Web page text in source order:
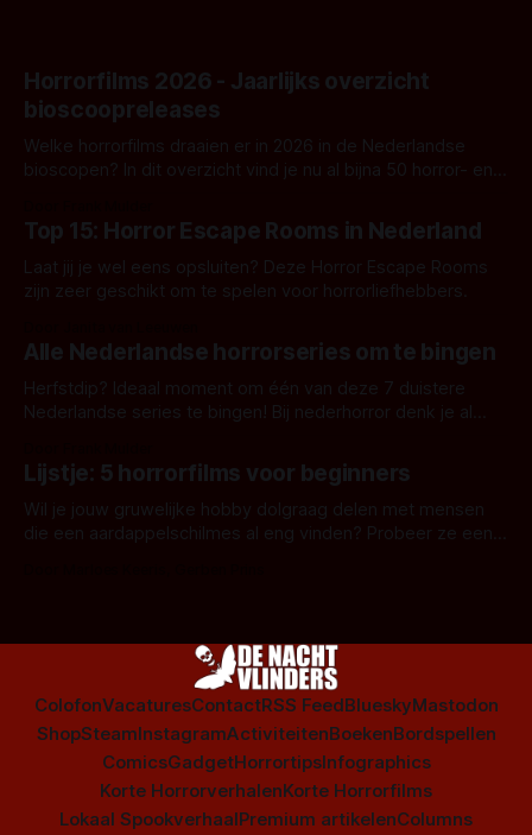
Horrorfilms 2026 - Jaarlijks overzicht
bioscoopreleases
Welke horrorfilms draaien er in 2026 in de Nederlandse
bioscopen? In dit overzicht vind je nu al bijna 50 horror- en
Top 15: Horror Escape Rooms in Nederland
Laat jij je wel eens opsluiten? Deze Horror Escape Rooms
zijn zeer geschikt om te spelen voor horrorliefhebbers.
Alle Nederlandse horrorseries om te bingen
Herfstdip? Ideaal moment om één van deze 7 duistere
Nederlandse series te bingen! Bij nederhorror denk je al
Amsterdamned of The Johnsons. Maar Nederlandse horror
is niet beperkt tot films. Hier een aantal Nederlandse tv-
series uit het duistere of horrorgenre. Als
Lijstje: 5 horrorfilms voor beginners
Wil je jouw gruwelijke hobby dolgraag delen met mensen
die een aardappelschilmes al eng vinden? Probeer ze eens
ColofonVacaturesContactRSS FeedBlueskyMastodon
ShopSteamInstagramActiviteitenBoekenBordspellen
ComicsGadgetHorrortipsInfographics
Korte HorrorverhalenKorte Horrorfilms
Lokaal SpookverhaalPremium artikelenColumns